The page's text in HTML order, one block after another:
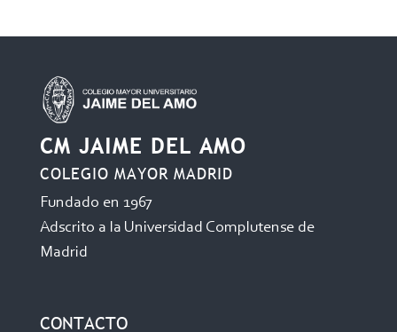
CM JAIME DEL AMO
COLEGIO MAYOR MADRID
Fundado en 1967
Adscrito a la Universidad Complutense de
Madrid
CONTACTO